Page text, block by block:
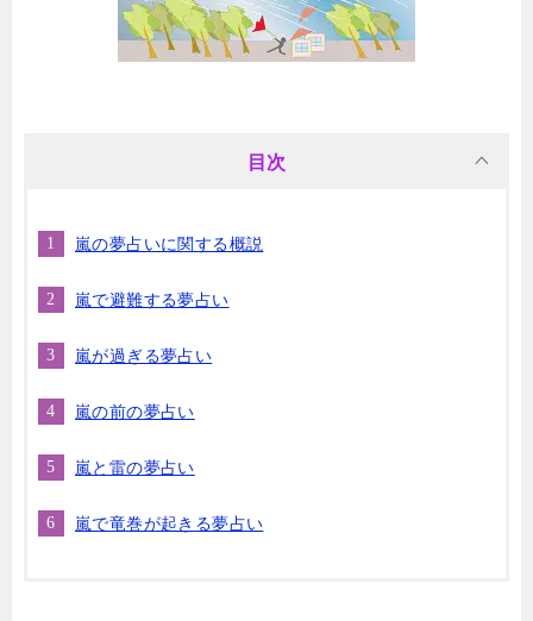
目次
嵐の夢占いに関する概説
嵐で避難する夢占い
嵐が過ぎる夢占い
嵐の前の夢占い
嵐と雷の夢占い
嵐で竜巻が起きる夢占い